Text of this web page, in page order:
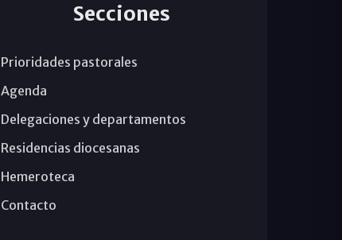
Secciones
Prioridades pastorales
Agenda
Delegaciones y departamentos
Residencias diocesanas
Hemeroteca
Contacto